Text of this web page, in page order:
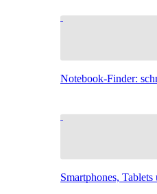
Notebook-Finder:
Smartphones,